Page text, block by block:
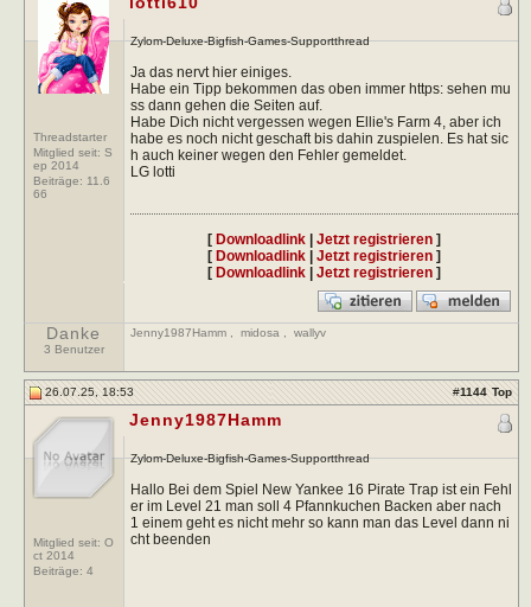
Threadstarter
Mitglied seit: S
ep 2014
Beiträge: 11.6
66
Zylom-Deluxe-Bigfish-Games-Supportthread
Ja das nervt hier einiges.
Habe ein Tipp bekommen das oben immer https: sehen mu
ss dann gehen die Seiten auf.
Habe Dich nicht vergessen wegen Ellie's Farm 4, aber ich
habe es noch nicht geschaft bis dahin zuspielen. Es hat sic
h auch keiner wegen den Fehler gemeldet.
LG lotti
[ Downloadlink| Jetzt registrieren]
[ Downloadlink| Jetzt registrieren]
[ Downloadlink| Jetzt registrieren]
Danke
3 Benutzer
Jenny1987Hamm midosa wallyv
26.07.25, 18:53 #1144 Top
Mitglied seit: O
ct 2014
Beiträge: 4
Jenny1987Hamm
Zylom-Deluxe-Bigfish-Games-Supportthread
Hallo Bei dem Spiel New Yankee 16 Pirate Trap ist ein Fehl
er im Level 21 man soll 4 Pfannkuchen Backen aber nach
1 einem geht es nicht mehr so kann man das Level dann ni
cht beenden